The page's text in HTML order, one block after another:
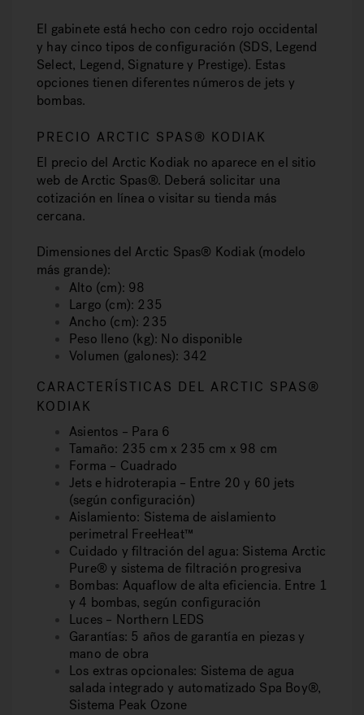
El gabinete está hecho con cedro rojo occidental
y hay cinco tipos de configuración (SDS, Legend
Select, Legend, Signature y Prestige). Estas
opciones tienen diferentes números de jets y
bombas.
PRECIO ARCTIC SPAS® KODIAK
El precio del Arctic Kodiak no aparece en el sitio
web de Arctic Spas®. Deberá solicitar una
cotización en línea o visitar su tienda más
cercana.
Dimensiones del Arctic Spas® Kodiak (modelo
más grande):
Alto (cm): 98
Largo (cm): 235
Ancho (cm): 235
Peso lleno (kg): No disponible
Volumen (galones): 342
CARACTERÍSTICAS DEL ARCTIC SPAS®
KODIAK
Asientos – Para 6
Tamaño: 235 cm x 235 cm x 98 cm
Forma – Cuadrado
Jets e hidroterapia – Entre 20 y 60 jets
(según configuración)
Aislamiento: Sistema de aislamiento
perimetral FreeHeat™
Cuidado y filtración del agua: Sistema Arctic
Pure® y sistema de filtración progresiva
Bombas: Aquaflow de alta eficiencia. Entre 1
y 4 bombas, según configuración
Luces – Northern LEDS
Garantías: 5 años de garantía en piezas y
mano de obra
Los extras opcionales: Sistema de agua
salada integrado y automatizado Spa Boy®,
Sistema Peak Ozone